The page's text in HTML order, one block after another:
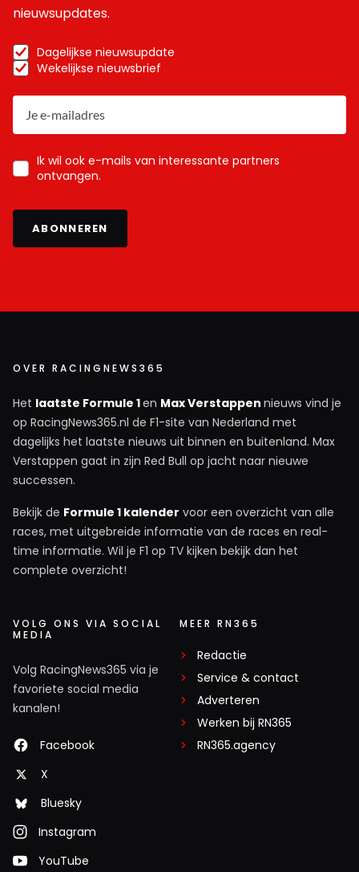
nieuwsupdates.
Dagelijkse nieuwsupdate
Wekelijkse nieuwsbrief
Ik wil ook e-mails van interessante partners
ontvangen.
ABONNEREN
OVER RACINGNEWS365
Het laatste Formule 1en Max Verstappen nieuws vind je
op RacingNews365.nl de F1-site van Nederland met
dagelijks het laatste nieuws uit binnen en buitenland. Max
Verstappen gaat in zijn Red Bull op jacht naar nieuwe
successen.
Bekijk de Formule 1 kalender voor een overzicht van alle
races, met uitgebreide informatie van de races en real-
time informatie. Wil je F1 op TV kijken bekijk dan het
complete overzicht!
VOLG ONS VIA SOCIAL
MEDIA
Volg RacingNews365 via je
favoriete social media
kanalen!
Facebook
X
Bluesky
Instagram
YouTube
MEER RN365
Redactie
Service & contact
Adverteren
Werken bij RN365
RN365.agency